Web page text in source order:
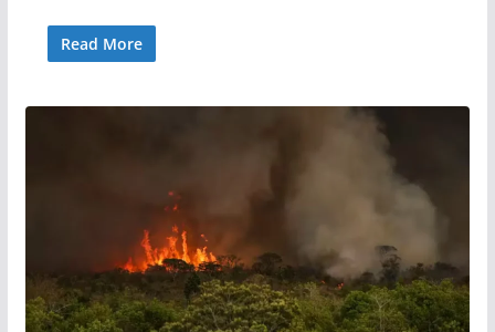
Read More